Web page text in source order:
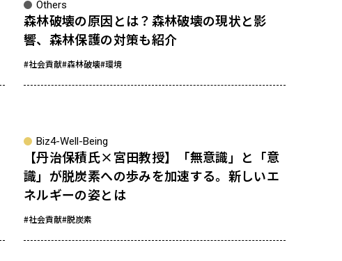
Others
森林破壊の原因とは？森林破壊の現状と影
響、森林保護の対策も紹介
#社会貢献#森林破壊#環境
Biz4-Well-Being
【丹治保積氏×宮田教授】「無意識」と「意
識」が脱炭素への歩みを加速する。新しいエ
ネルギーの姿とは
#社会貢献#脱炭素